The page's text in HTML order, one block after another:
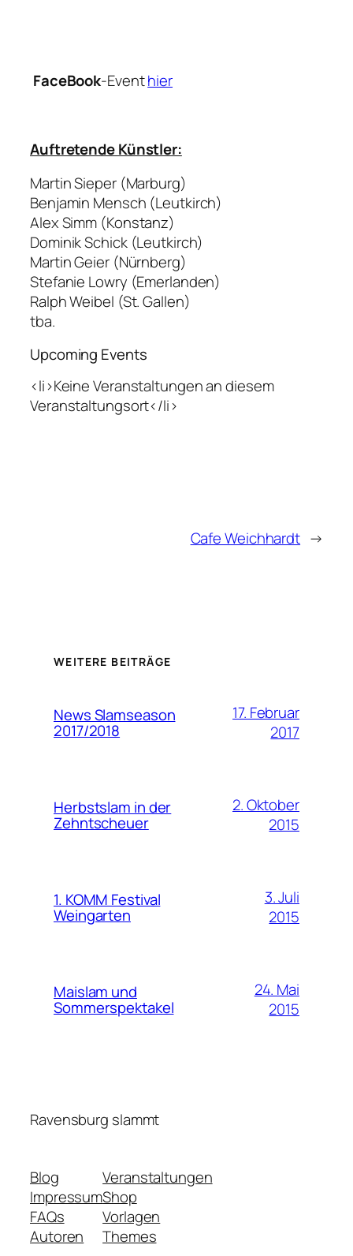
FaceBook-Eventhier
Auftretende Künstler:
Martin Sieper (Marburg)
Benjamin Mensch (Leutkirch)
Alex Simm (Konstanz)
Dominik Schick (Leutkirch)
Martin Geier (Nürnberg)
Stefanie Lowry (Emerlanden)
Ralph Weibel (St. Gallen)
tba.
Upcoming Events
<li>Keine Veranstaltungen an diesem
Veranstaltungsort</li>
Cafe Weichhardt →
WEITERE BEITRÄGE
News Slamseason
2017/2018
17. Februar
2017
Herbstslam in der
Zehntscheuer
2. Oktober
2015
1. KOMM Festival
Weingarten
3. Juli
2015
Maislam und
Sommerspektakel
24. Mai
2015
Ravensburg slammt
Blog
Impressum
FAQs
Autoren
Veranstaltungen
Shop
Vorlagen
Themes